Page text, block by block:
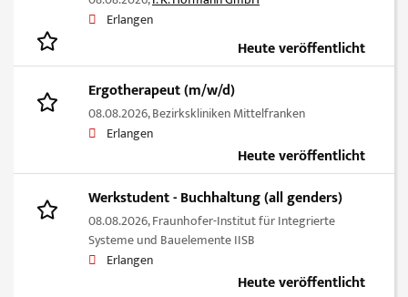
Erlangen
Heute veröffentlicht
Ergotherapeut (m/w/d)
08.08.2026,Bezirkskliniken Mittelfranken
Erlangen
Heute veröffentlicht
Werkstudent - Buchhaltung (all genders)
08.08.2026,Fraunhofer-Institut für Integrierte
Systeme und Bauelemente IISB
Erlangen
Heute veröffentlicht